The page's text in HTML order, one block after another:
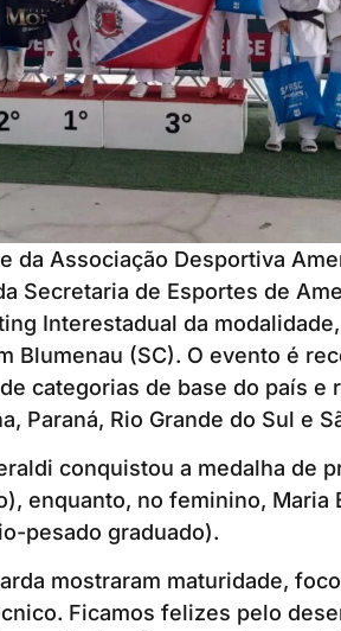
da Associação Desportiva
Secretaria de Esportes de
Interestadual da
Blumenau (SC). O evento é
categorias de base do país e
Paraná, Rio Grande do Sul e
conquistou a medalha de
enquanto, no feminino, Maria
pesado graduado).
mostraram maturidade,
Ficamos felizes pelo